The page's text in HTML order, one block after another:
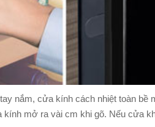
nắm, cửa kính cách nhiệt toàn bề
kính mở ra vài cm khi gõ. Nếu cửa